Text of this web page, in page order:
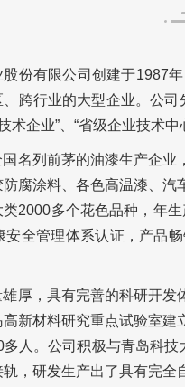
股份有限公司创建于1987
跨行业的大型企业。公司
术企业”、“省级企业技术中
名列前茅的油漆生产企
腐涂料、各色高温漆、
2000多个花色品种，年
安全管理体系认证，产品
厚，具有完善的科研开
新材料研究重点试验室
人。公司积极与青岛科
，研发生产出了具有完